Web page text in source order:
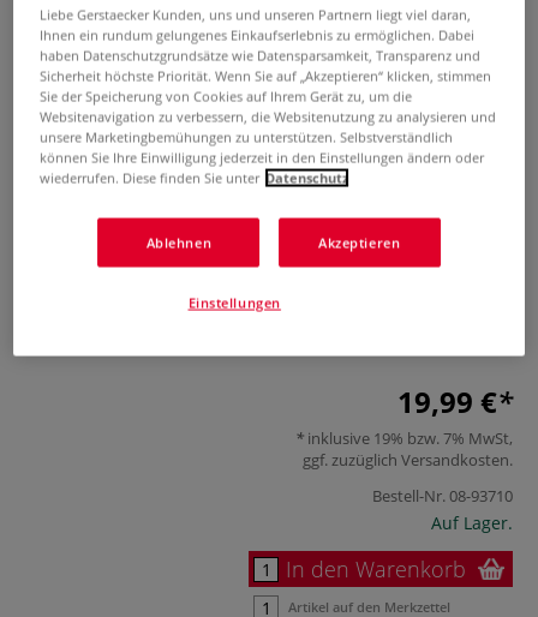
100 kreative Papierideen
0 Bewertungen
jeden Anlass – mit Schritt-für-Schritt-Anleitungen, Vorlagen
19,99 €
inklusive 19% bzw. 7% MwSt,
ggf. zuzüglich Versandkosten.
Bestell-Nr.08-93710
Auf Lager.
In den Warenkorb
Artikel auf den Merkzettel
Liebe Gerstaecker Kunden, uns und unseren Partnern liegt viel daran,
Ihnen ein rundum gelungenes Einkaufserlebnis zu ermöglichen. Dabei
haben Datenschutzgrundsätze wie Datensparsamkeit, Transparenz und
Sicherheit höchste Priorität. Wenn Sie auf „Akzeptieren“ klicken, stimmen
Sie der Speicherung von Cookies auf Ihrem Gerät zu, um die
Websitenavigation zu verbessern, die Websitenutzung zu analysieren und
unsere Marketingbemühungen zu unterstützen. Selbstverständlich
können Sie Ihre Einwilligung jederzeit in den Einstellungen ändern oder
wiederrufen. Diese finden Sie unter Datenschutz
Ablehnen Akzeptieren
Einstellungen